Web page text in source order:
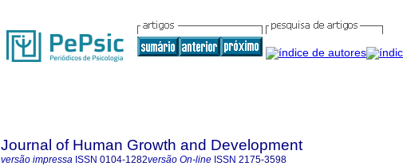
Journal of Human Growth and Development
versão impressa ISSN 0104-1282versão On-line ISSN 2175-3598